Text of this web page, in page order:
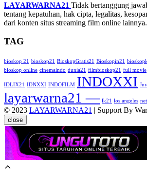
LAYARWARNA21 Tidak bertanggung
tentang kepatuhan, hak cipta, legalitas,
dari konten situs streaming film online lainnya.
TAG
bioskop 21 bioskop21 BioskopGratis21 Bioskopin21
bioskop online cinemaindo dunia21 filmbioskop21 full movie
IDLIX21 IDNXXI INDOFILM INDOXXI
layarwarna21 — lk21 los angeles
© 2023 LAYARWARNA21 | Support By
close